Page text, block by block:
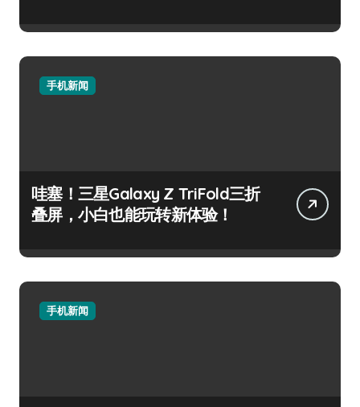
手机新闻
哇塞！三星Galaxy Z TriFold三折
叠屏，小白也能玩转新体验！
手机新闻